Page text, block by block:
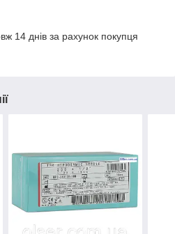
14 днів за рахунок покупця